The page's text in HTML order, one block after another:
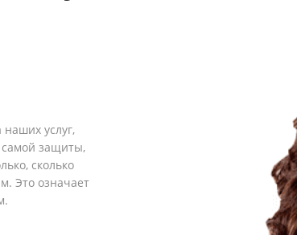
услуг,
защиты,
сколько
Это означает